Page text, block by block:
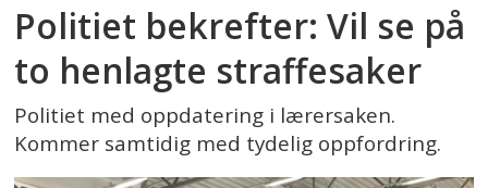
Politiet bekrefter: Vil se på
to henlagte straffesaker
Politiet med oppdatering i lærersaken.
Kommer samtidig med tydelig oppfordring.